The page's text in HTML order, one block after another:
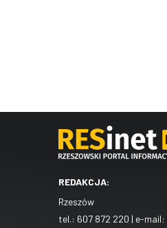
REDAKCJA:
Rzeszów
tel.: 607 872 220 | e-mail: